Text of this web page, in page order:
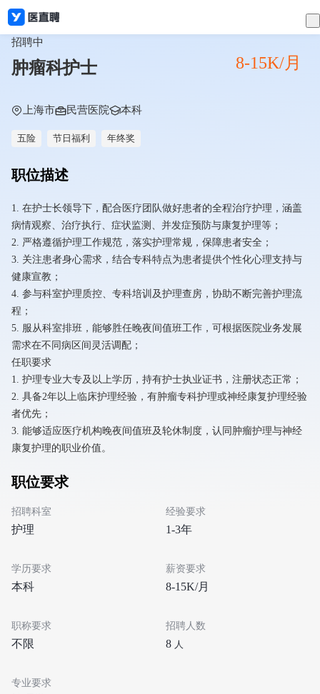
招聘中
肿瘤科护士 8-15K/月
上海市 民营医院 本科
五险 节日福利 年终奖
职位描述
1. 在护士长领导下，配合医疗团队做好患者的全程治疗护理，涵盖
病情观察、治疗执行、症状监测、并发症预防与康复护理等；
2. 严格遵循护理工作规范，落实护理常规，保障患者安全；
3. 关注患者身心需求，结合专科特点为患者提供个性化心理支持与
健康宣教；
4. 参与科室护理质控、专科培训及护理查房，协助不断完善护理流
程；
5. 服从科室排班，能够胜任晚夜间值班工作，可根据医院业务发展
需求在不同病区间灵活调配；
任职要求
1. 护理专业大专及以上学历，持有护士执业证书，注册状态正常；
2. 具备2年以上临床护理经验，有肿瘤专科护理或神经康复护理经验
者优先；
3. 能够适应医疗机构晚夜间值班及轮休制度，认同肿瘤护理与神经
康复护理的职业价值。
职位要求
招聘科室
护理
经验要求
1-3年
学历要求
本科
薪资要求
8-15K/月
职称要求
不限
招聘人数
8 人
专业要求